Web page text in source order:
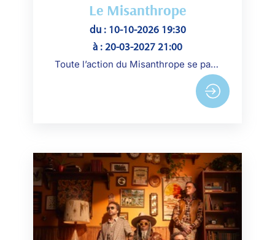
Le Misanthrope
du : 10-10-2026 19:30
à : 20-03-2027 21:00
Toute l’action du Misanthrope se passe dans les appartements de Célimène, plus précisément dans son salon.